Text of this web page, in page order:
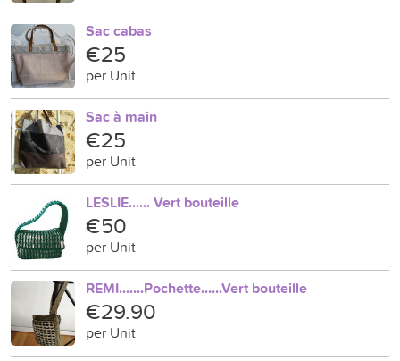
Sac cabas
€25
per Unit
Sac à main
€25
per Unit
LESLIE...... Vert bouteille
€50
per Unit
REMI.......Pochette......Vert bouteille
€29.90
per Unit